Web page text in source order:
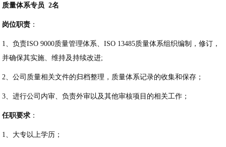
质量体系专员 2名
岗位职责 ：
1、负责ISO 9000质量管理体系、ISO 13485质量体系组织编制，修订，
并确保其实施、维持及持续改进;
2、公司质量相关文件的归档整理，质量体系记录的收集和保存；
3、进行公司内审、负责外审以及其他审核项目的相关工作；
任职要求 ：
1、大专以上学历；